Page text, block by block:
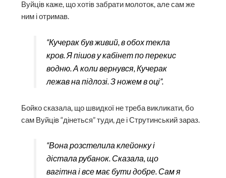
Вуйців каже, що хотів забрати молоток, але сам же
ним і отримав.
“Кучерак був живий, в обох текла
кров. Я пішов у кабінет по перекис
водню. А коли вернувся, Кучерак
лежав на підлозі. З ножем в оці”.
Бойко сказала, що швидкої не треба викликати, бо
сам Вуйців “дінеться” туди, де і Струтинський зараз.
“Вона розстелила клейонку і
дістала рубанок. Сказала, що
вагітна і все має бути добре. Сам я